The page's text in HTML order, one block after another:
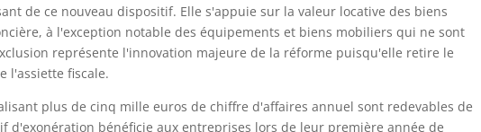
de ce nouveau dispositif. Elle s'appuie sur la valeur locative des biens
à l'exception notable des équipements et biens mobiliers qui ne sont
représente l'innovation majeure de la réforme puisqu'elle retire le
l'assiette fiscale.
plus de cinq mille euros de chiffre d'affaires annuel sont redevables de
d'exonération bénéficie aux entreprises lors de leur première année de